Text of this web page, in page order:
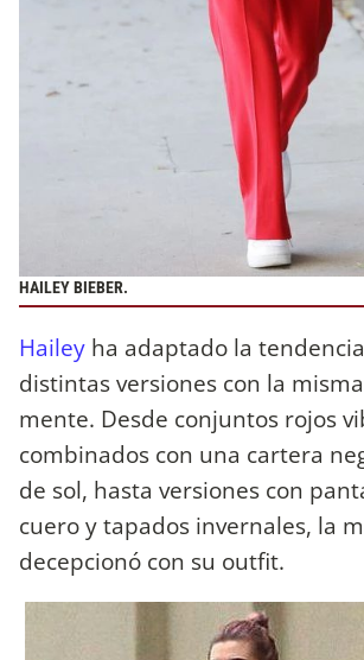
HAILEY BIEBER.
Hailey ha adaptado la
distintas versiones con la
mente. Desde conjuntos rojos
combinados con una cartera
de sol, hasta versiones con
cuero y tapados invernales, la
decepcionó con su outfit.